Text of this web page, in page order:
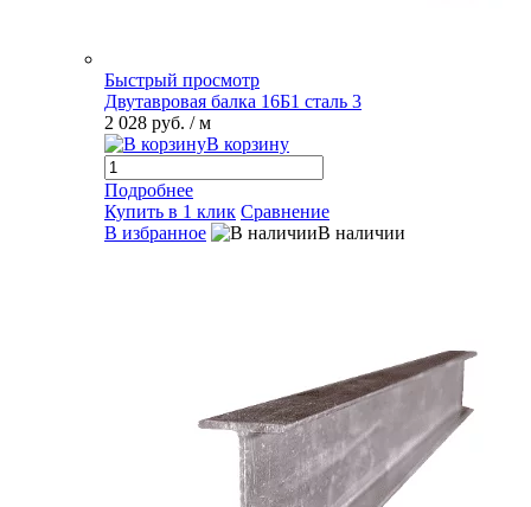
Быстрый просмотр
Двутавровая балка 16Б1 сталь 3
2 028 руб. / м
В корзину
Подробнее
Купить в 1 клик Сравнение
В избранное
В наличии